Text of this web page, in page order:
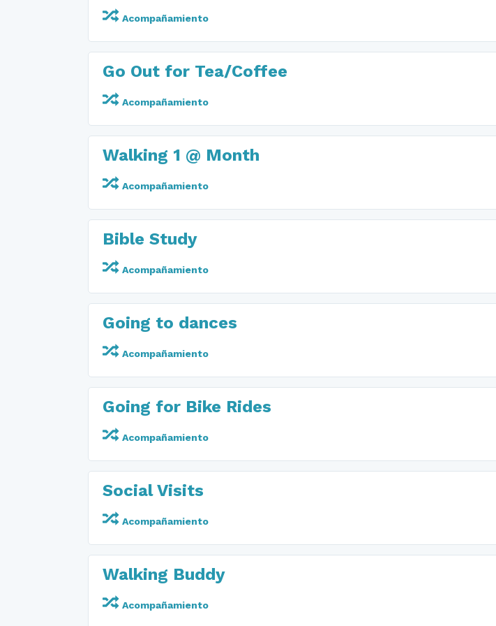
Acompañamiento
Go Out for Tea/Coffee
Acompañamiento
Walking 1 @ Month
Acompañamiento
Bible Study
Acompañamiento
Going to dances
Acompañamiento
Going for Bike Rides
Acompañamiento
Social Visits
Acompañamiento
Walking Buddy
Acompañamiento